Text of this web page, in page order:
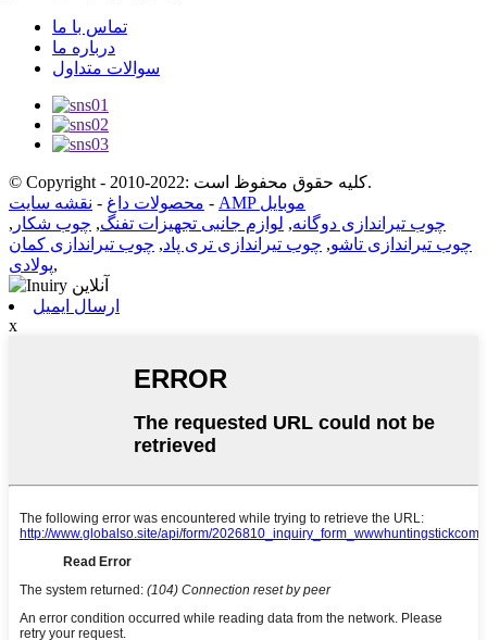
تماس با ما
درباره ما
سوالات متداول
© Copyright - 2010-2022: کلیه حقوق محفوظ است.
محصولات داغ - نقشه سایت -
AMP موبایل
چوب تیراندازی دوگانه, لوازم جانبی تجهیزات تفنگ, چوب شکار ,
چوب تیراندازی تاشو, چوب تیراندازی تری پاد, چوب تیراندازی کمان
پولادی,
ارسال ایمیل
x